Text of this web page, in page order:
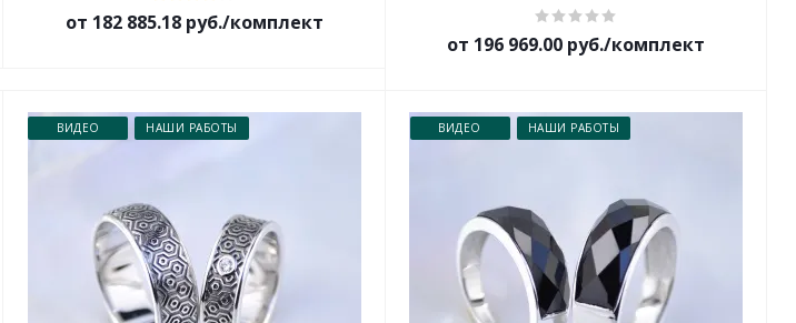
от 182 885.18 руб./комплект
от 196 969.00 руб./комплект
ВИДЕО НАШИ РАБОТЫ ВИДЕО НАШИ РАБОТЫ